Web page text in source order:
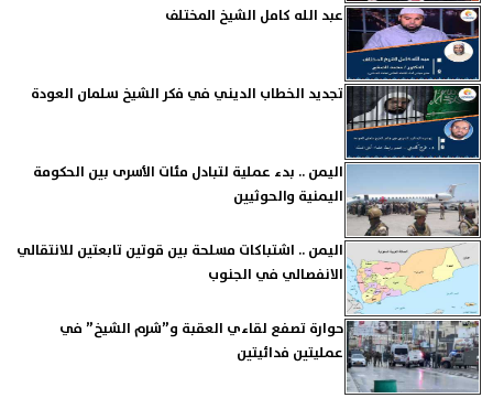
عبد الله كامل الشيخ المختلف
تجديد الخطاب الديني في فكر الشيخ سلمان العودة
اليمن .. بدء عملية لتبادل مئات الأسرى بين الحكومة
اليمنية والحوثيين
اليمن .. اشتباكات مسلحة بين قوتين تابعتين للانتقالي
الانفصالي في الجنوب
حوارة تصفع لقاءي العقبة و”شرم الشيخ” في
عمليتين فدائيتين